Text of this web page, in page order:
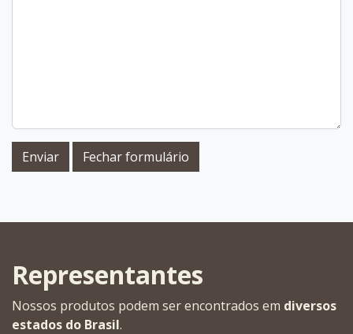
Enviar Fechar formulário
Representantes
Nossos produtos podem ser encontrados em diversos
estados do Brasil.